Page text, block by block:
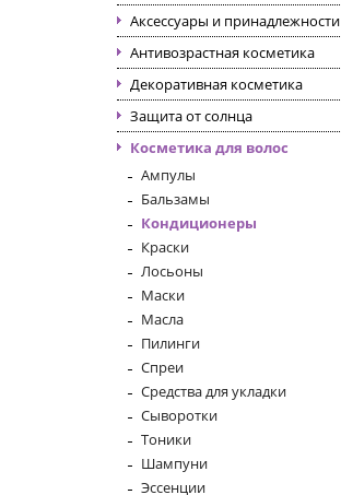
Аксессуары и принадлежности
Антивозрастная косметика
Декоративная косметика
Защита от солнца
Косметика для волос
Ампулы
Бальзамы
Кондиционеры
Краски
Лосьоны
Маски
Масла
Пилинги
Спреи
Средства для укладки
Сыворотки
Тоники
Шампуни
Эссенции